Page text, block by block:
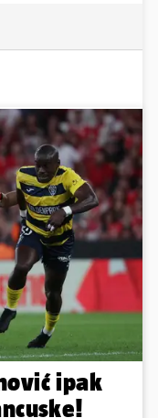
ipak